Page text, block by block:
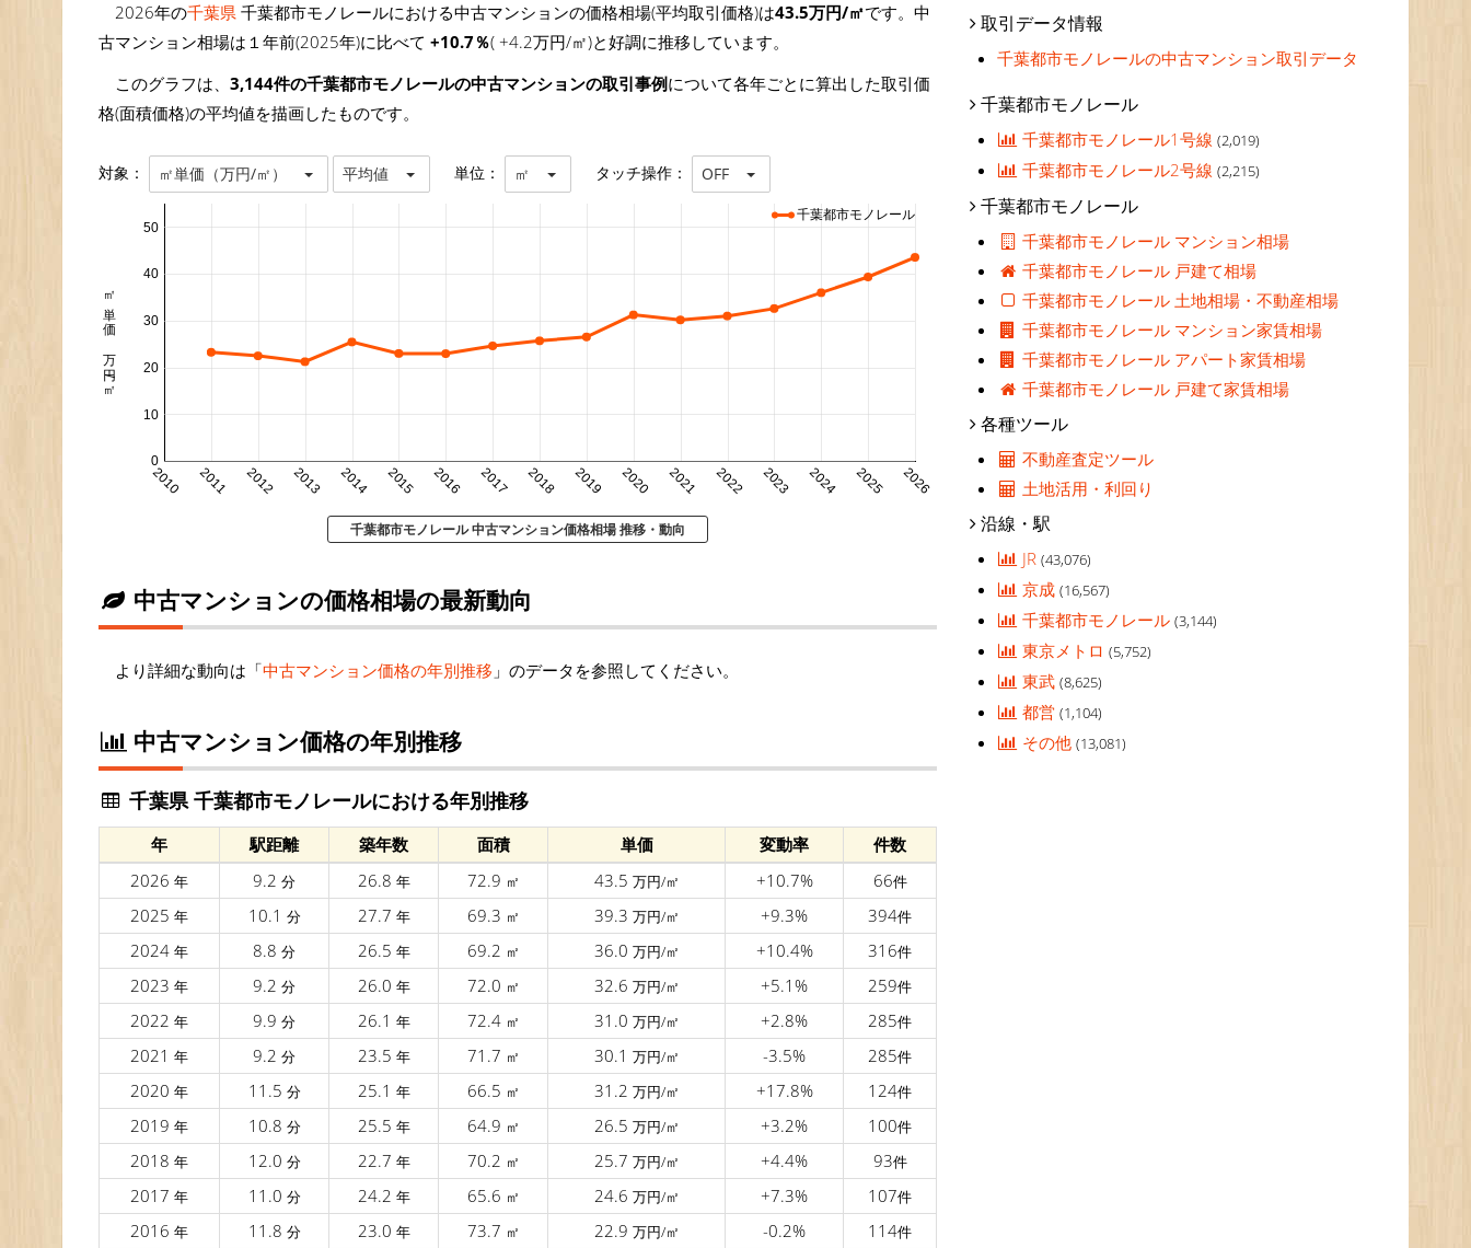
2026年の千葉県 千葉都市モノレールにおける中古マンションの価格相場(平均取引価格)は43.5万円/㎡です。中
古マンション相場は１年前(2025年)に比べて +10.7％( +4.2万円/㎡)と好調に推移しています。
このグラフは、 3,144件の千葉都市モノレールの中古マンションの取引事例について各年ごとに算出した取引価
格(面積価格)の平均値を描画したものです。
対象： ㎡単価（万円/㎡） 平均値 単位： ㎡ タッチ操作： OFF
2010 2011 2012 2013 2014 2015 2016 2017 2018 2019 2020 2021 2022 2023 2024 2025 2026
0
10
20
30
40
50
㎡単価 万円/㎡
千葉都市モノレール
千葉都市モノレール 中古マンション価格相場 推移・動向
中古マンションの価格相場の最新動向
より詳細な動向は「中古マンション価格の年別推移 」のデータを参照してください。
中古マンション価格の年別推移
千葉県 千葉都市モノレールにおける年別推移
年 駅距離 築年数 面積 単価 変動率
件数
2026 年 9.2 分 26.8 年 72.9 ㎡ 43.5 万円/㎡ +10.7% 66件
2025 年 10.1 分 27.7 年 69.3 ㎡ 39.3 万円/㎡ +9.3% 394件
2024 年 8.8 分 26.5 年 69.2 ㎡ 36.0 万円/㎡ +10.4% 316件
2023 年 9.2 分 26.0 年 72.0 ㎡ 32.6 万円/㎡ +5.1% 259件
2022 年 9.9 分 26.1 年 72.4 ㎡ 31.0 万円/㎡ +2.8% 285件
2021 年 9.2 分 23.5 年 71.7 ㎡ 30.1 万円/㎡ -3.5% 285件
2020 年 11.5 分 25.1 年 66.5 ㎡ 31.2 万円/㎡ +17.8% 124件
2019 年 10.8 分 25.5 年 64.9 ㎡ 26.5 万円/㎡ +3.2% 100件
2018 年 12.0 分 22.7 年 70.2 ㎡ 25.7 万円/㎡ +4.4% 93件
2017 年 11.0 分 24.2 年 65.6 ㎡ 24.6 万円/㎡ +7.3% 107件
2016 年 11.8 分 23.0 年 73.7 ㎡ 22.9 万円/㎡ -0.2% 114件
取引データ情報
千葉都市モノレールの中古マンション取引データ
千葉都市モノレール
千葉都市モノレール1号線(2,019)
千葉都市モノレール2号線(2,215)
千葉都市モノレール
千葉都市モノレール マンション相場
千葉都市モノレール 戸建て相場
千葉都市モノレール 土地相場・不動産相場
千葉都市モノレール マンション家賃相場
千葉都市モノレール アパート家賃相場
千葉都市モノレール 戸建て家賃相場
各種ツール
不動産査定ツール
土地活用・利回り
沿線・駅
JR(43,076)
京成(16,567)
千葉都市モノレール(3,144)
東京メトロ(5,752)
東武(8,625)
都営(1,104)
その他(13,081)